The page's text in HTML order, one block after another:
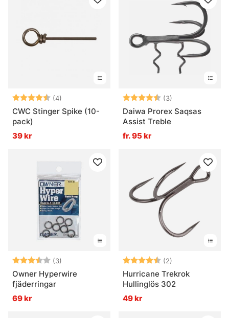
Betyg: (4)
4.5 utav 5 stjärnor
CWC Stinger Spike (10-
pack)
39 kr
Betyg: (3)
Daiwa Prorex Saqsas
Assist Treble
fr. 95 kr
Betyg: (3)
3.7 utav 5 stjärnor
Owner Hyperwire
fjäderringar
69 kr
Betyg: (2)
Hurricane Trekrok
Hullinglös 302
49 kr